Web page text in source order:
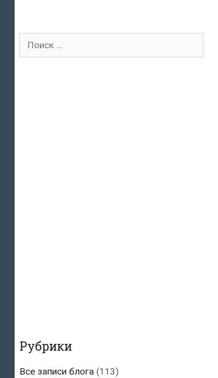
Поиск
Рубрики
Все записи блога (113)